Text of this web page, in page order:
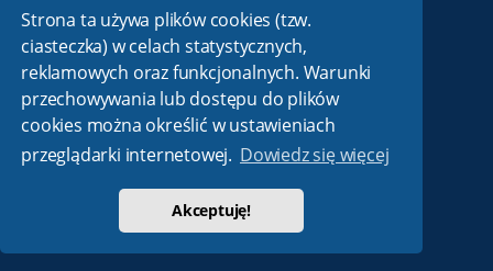
Strona ta używa plików cookies (tzw.
ciasteczka) w celach statystycznych,
reklamowych oraz funkcjonalnych. Warunki
przechowywania lub dostępu do plików
cookies można określić w ustawieniach
przeglądarki internetowej. Dowiedz się więcej
Akceptuję!